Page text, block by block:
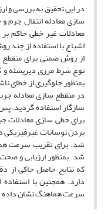
در این تحقیق به بررسی و
سازی معادله انتقال جرم
معادلات غیر خطی حاکم
اشباع با استفاده از چند
از روش ضمنی برای منقطع
نوع شرط مرزی دیریشله و
بمنظور جلوگیری از خطای
در منقطع سازی معادله
سازگار استفاده گردید.
برای خطی سازی معادلات
بردن نوسانات
شد. برای تقریب سرعت
شد. بمنظور ارزیابی و
که نتایج حاصل حاکی
دارد. همچنین با
سرعت هماهنگ نشان